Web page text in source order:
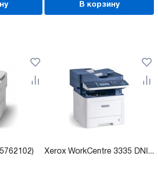
В корзину
Xerox WorkCentre 3335 DNI...